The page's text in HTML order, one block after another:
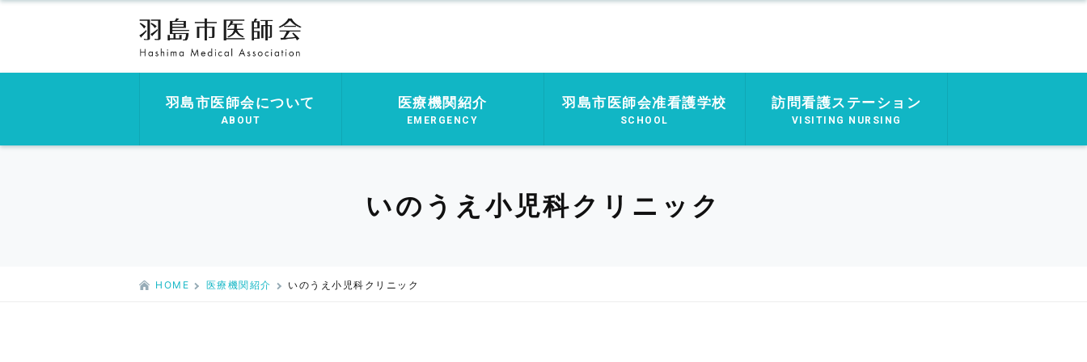
羽島市医師会について
ABOUT
医療機関紹介
EMERGENCY
羽島市医師会准看護学校
SCHOOL
訪問看護ステーション
VISITING NURSING
いのうえ小児科クリニック
HOME 医療機関紹介 いのうえ小児科クリニック